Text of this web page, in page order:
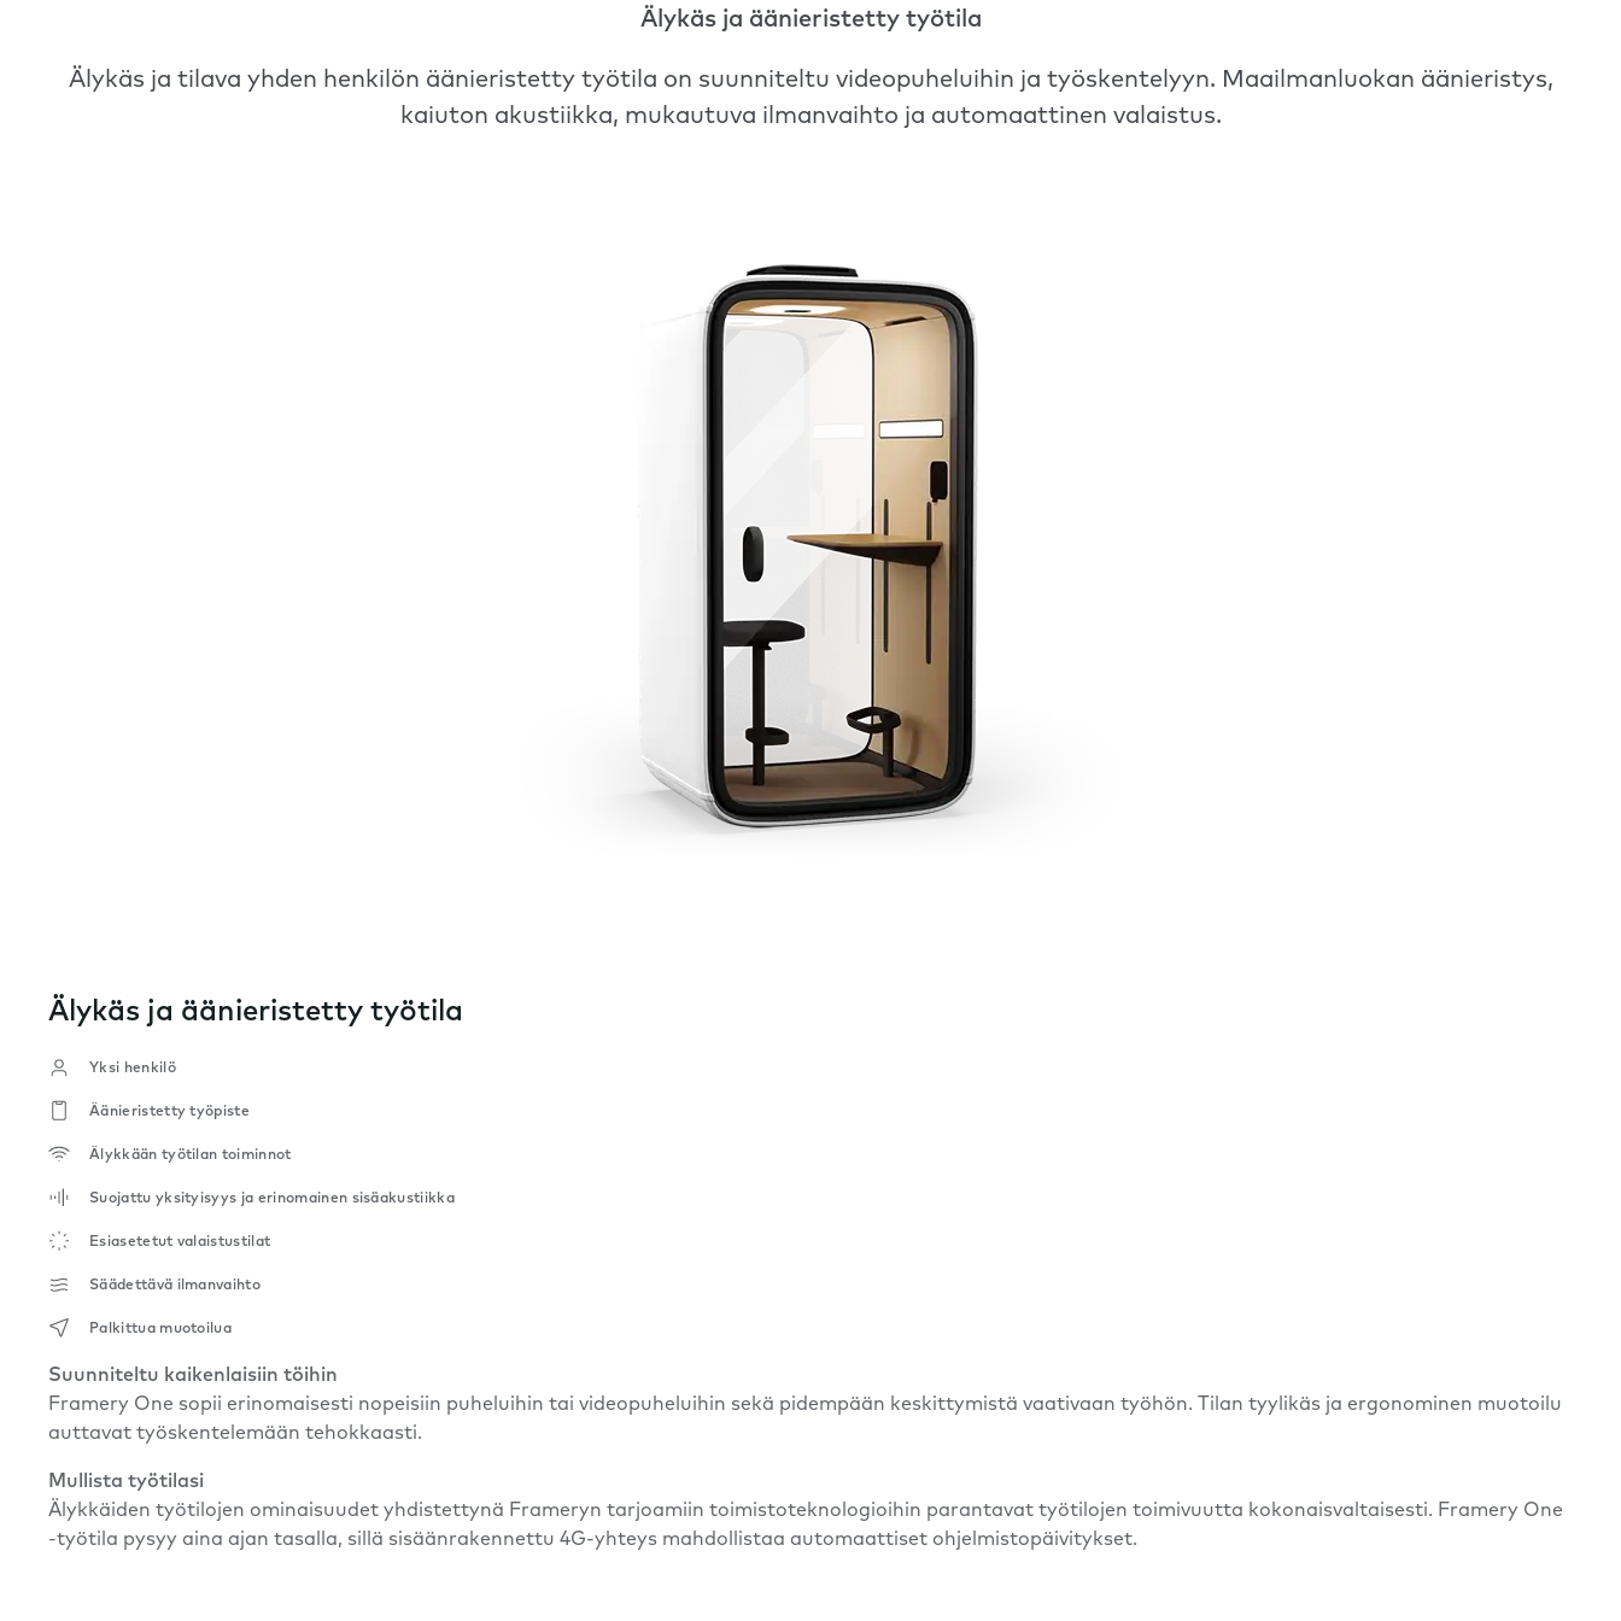
Älykäs ja äänieristetty työtila
Älykäs ja tilava yhden henkilön äänieristetty työtila on suunniteltu videopuheluihin ja työskentelyyn. Maailmanluokan äänieristys,
kaiuton akustiikka, mukautuva ilmanvaihto ja automaattinen valaistus.
Älykäs ja äänieristetty työtila
Yksi henkilö
Äänieristetty työpiste
Älykkään työtilan toiminnot
Suojattu yksityisyys ja erinomainen sisäakustiikka
Esiasetetut valaistustilat
Säädettävä ilmanvaihto
Palkittua muotoilua
Suunniteltu kaikenlaisiin töihin
Framery One sopii erinomaisesti nopeisiin puheluihin tai videopuheluihin sekä pidempään keskittymistä vaativaan työhön. Tilan tyylikäs ja ergonominen muotoilu
auttavat työskentelemään tehokkaasti.
Mullista työtilasi
Älykkäiden työtilojen ominaisuudet yhdistettynä Frameryn tarjoamiin toimistoteknologioihin parantavat työtilojen toimivuutta kokonaisvaltaisesti. Framery One
-työtila pysyy aina ajan tasalla, sillä sisäänrakennettu 4G-yhteys mahdollistaa automaattiset ohjelmistopäivitykset.